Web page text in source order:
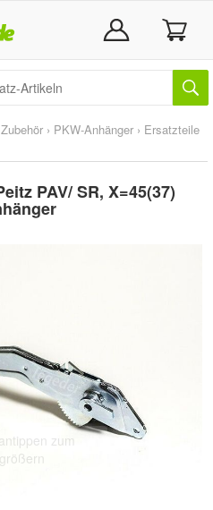
› PKW-Anhänger › Ersatzteile
PAV/ SR, X=45(37)
zum